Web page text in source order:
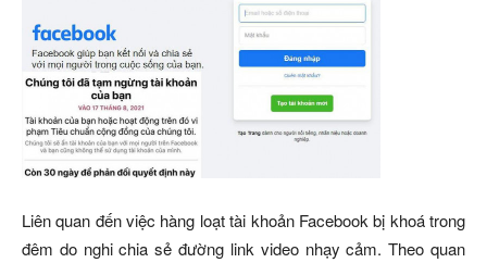
Liên quan đến việc hàng loạt tài khoản Facebook bị khoá trong
đêm do nghi chia sẻ đường link video nhạy cảm. Theo quan